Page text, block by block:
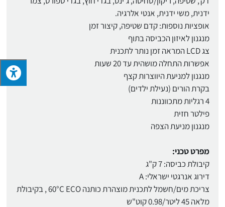
ידנית, משי ידנית, אנטי אלרגיה.
אופציות נוספות: קדם שטיפה, קיצור זמן
מנגנון לאיזון הכביסה בתוף
צג LCD המראה זמן נותר לתכנית
אפשרות התחלה מושהית עד 20 שעות
מנגנון למניעת היווצרות קצף
בקרת הורים (נעילת ילדים)
4 רגליות מתכווננות
פילטר חזית
מנגנון מניעת הצפה
מפרט טכני:
קיבולת כביסה: 7 ק"ג
דירוג אנרגטי ישראלי: A
צריכת מים/חשמל לתכנית מוצהרת כותנה 60°C ECO , בקיבולת
מלאה 45 ליטר/0.98 קוט"ש